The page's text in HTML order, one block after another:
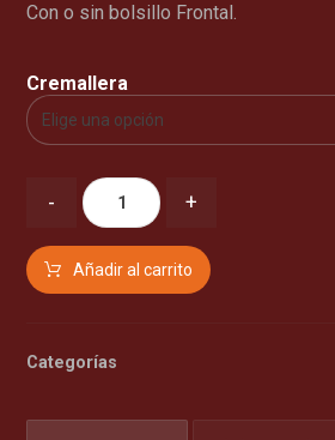
Con o sin bolsillo Frontal.
Cremallera
- +
Añadir al carrito
Categorías